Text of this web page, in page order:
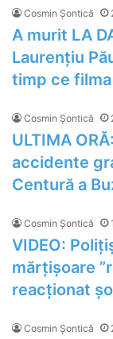
Cosmin Șontică
A murit LA
Laurențiu
timp ce
Cosmin Șontică
ULTIMA
accidente
Centură a
Cosmin Șontică
VIDEO:
mărțișoare
reacționat
Cosmin Șontică